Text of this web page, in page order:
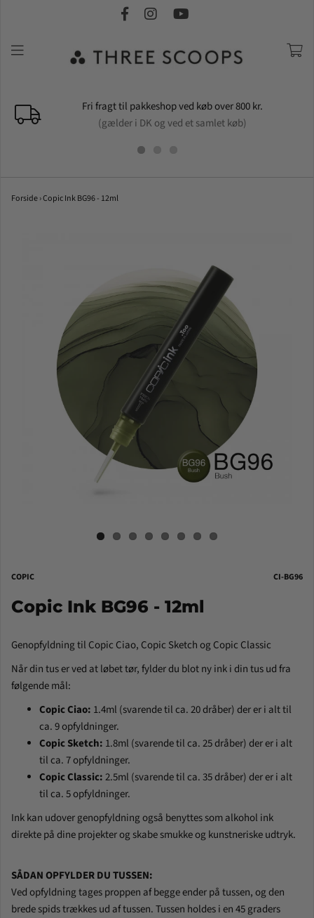
Fri fragt til pakkeshop ved køb over 800 kr.
(gælder i DK og ved et samlet køb)
Forside›Copic Ink BG96 - 12ml
COPIC CI-BG96
Copic Ink BG96 - 12ml
Genopfyldning til Copic Ciao, Copic Sketch og Copic Classic
Når din tus er ved at løbet tør, fylder du blot ny ink i din tus ud fra
følgende mål:
Copic Ciao: 1.4ml (svarende til ca. 20 dråber) der er i alt til
ca. 9 opfyldninger.
Copic Sketch: 1.8ml (svarende til ca. 25 dråber) der er i alt
til ca. 7 opfyldninger.
Copic Classic:2.5ml (svarende til ca. 35 dråber) der er i alt
til ca. 5 opfyldninger.
Ink kan udover genopfyldning også benyttes som alkohol ink
direkte på dine projekter og skabe smukke og kunstneriske udtryk.
SÅDAN OPFYLDER DU TUSSEN:
Ved opfyldning tages proppen af begge ender på tussen, og den
brede spids trækkes ud af tussen. Tussen holdes i en 45 graders